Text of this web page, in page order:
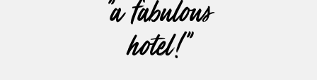
"a fabulous
hotel!"